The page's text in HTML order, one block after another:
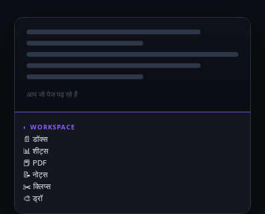
आप जो पेज पढ़ रहे हैं
◐ WORKSPACE
📄 डॉक्स
📊 शीट्स
📕 PDF
📝 नोट्स
✂️ क्लिप्स
🎨 ड्रॉ